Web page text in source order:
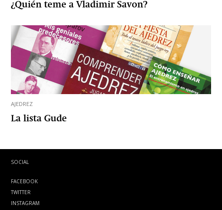
¿Quién teme a Vladimir Savon?
AJEDREZ
La lista Gude
SOCIAL
FACEBOOK
TWITTER
INSTAGRAM